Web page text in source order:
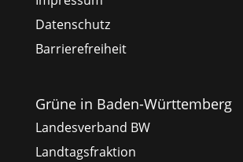
Datenschutz
Barrierefreiheit
Grüne in Baden-Württemberg
Landesverband BW
Landtagsfraktion